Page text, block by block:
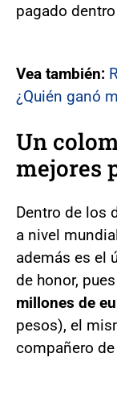
pagado
Vea también:
¿Quién ganó
Un
mejores
Dentro de los
a nivel
además es el
de honor,
millones de
pesos), el
compañero